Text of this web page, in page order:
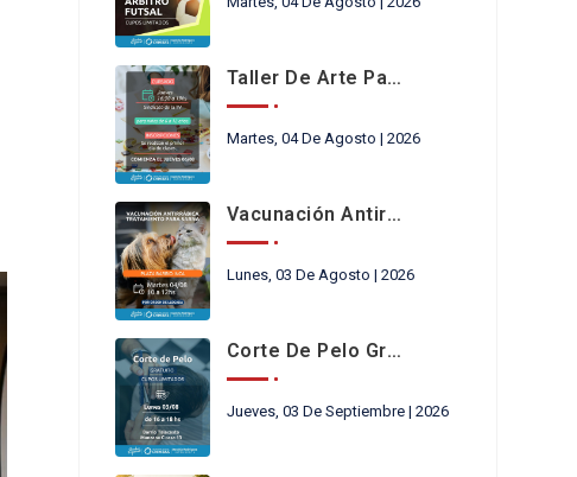
Taller De Arte Para Niños En Chimbas
Martes, 04 De Agosto | 2026
Vacunación Antirrábica
Lunes, 03 De Agosto | 2026
Corte De Pelo Gratis
Jueves, 03 De Septiembre | 2026